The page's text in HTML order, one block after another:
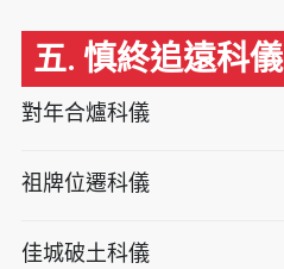
五. 慎終追遠科儀
對年合爐科儀
祖牌位遷科儀
佳城破土科儀